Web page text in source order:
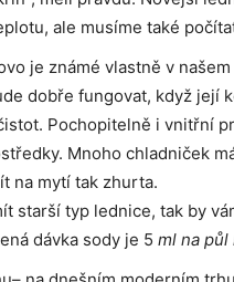
ale musíme také
je známé vlastně v
dobře fungovat, když její
Pochopitelně i vnitřní
Mnoho chladniček
na mytí tak zhurta.
starší typ lednice, tak by
dávka sody je 5 ml na